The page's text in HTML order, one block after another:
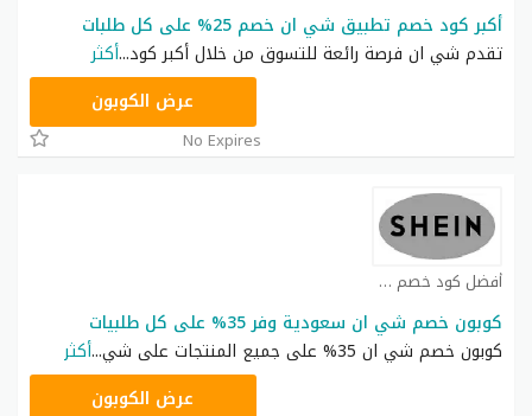
أكبر كود خصم تطبيق شي ان خصم 25% على كل طلبات
تقدم شي ان فرصة رائعة للتسوق من خلال أكبر كود...أكثر
عرض الكوبون
No Expires
أفضل كود خصم شي ان كوبون
كوبون خصم شي ان سعودية وفر 35% على كل طلبيات
كوبون خصم شي ان 35% على جميع المنتجات على شي
...أكثر
عرض الكوبون